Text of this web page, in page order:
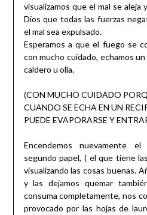
visualizamos que el mal se aleja
Dios que todas las fuerzas
el mal sea expulsado.
Esperamos a que el fuego se
con mucho cuidado, echamos
caldero u olla.
(CON MUCHO CUIDADO
CUANDO SE ECHA EN UN
PUEDE EVAPORARSE Y
Encendemos nuevamente
segundo papel, ( el que tiene
visualizando las cosas buenas.
y las dejamos quemar
consuma completamente, nos
provocado por las hojas de